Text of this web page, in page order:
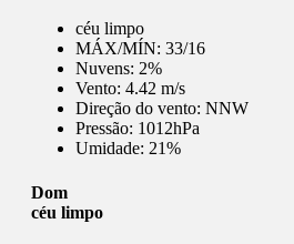
céu limpo
MÁX/MÍN: 33/16
Nuvens: 2%
Vento: 4.42 m/s
Direção do vento: NNW
Pressão: 1012hPa
Umidade: 21%
Dom
céu limpo